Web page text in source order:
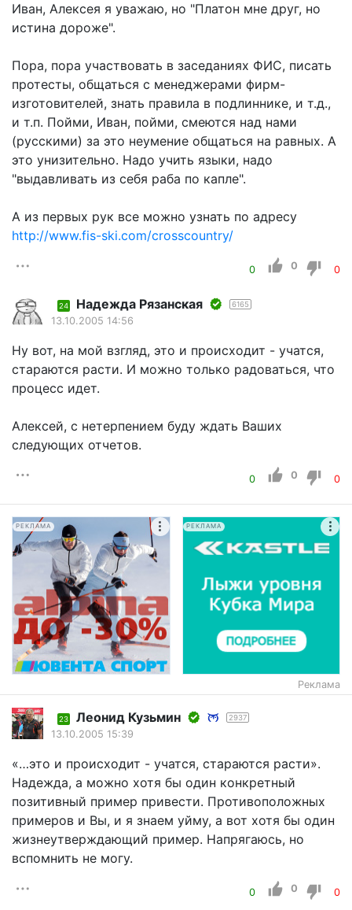
Иван, Алексея я уважаю, но "Платон мне друг, но
истина дороже".
Пора, пора участвовать в заседаниях ФИС, писать
протесты, общаться с менеджерами фирм-
изготовителей, знать правила в подлиннике, и т.д.,
и т.п. Пойми, Иван, пойми, смеются над нами
(русскими) за это неумение общаться на равных. А
это унизительно. Надо учить языки, надо
"выдавливать из себя раба по капле".
А из первых рук все можно узнать по адресу
http://www.fis-ski.com/crosscountry/
0 0 0
24 Надежда Рязанская 6165
13.10.2005 14:56
Ну вот, на мой взгляд, это и происходит - учатся,
стараются расти. И можно только радоваться, что
процесс идет.
Алексей, с нетерпением буду ждать Ваших
следующих отчетов.
0 0 0
РЕКЛАМА РЕКЛАМА
Реклама
23 Леонид Кузьмин 2937
13.10.2005 15:39
«…это и происходит - учатся, стараются расти».
Надежда, а можно хотя бы один конкретный
позитивный пример привести. Противоположных
примеров и Вы, и я знаем уйму, а вот хотя бы один
жизнеутверждающий пример. Напрягаюсь, но
вспомнить не могу.
0 0 0